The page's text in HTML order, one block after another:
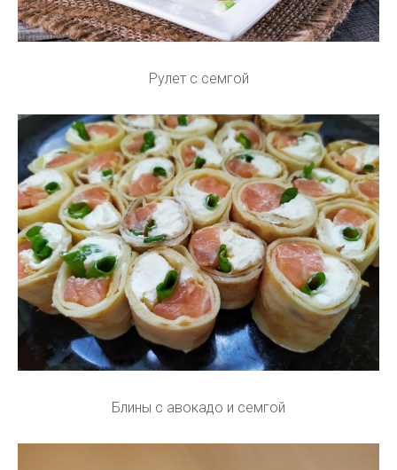
Рулет с семгой
Блины с авокадо и семгой